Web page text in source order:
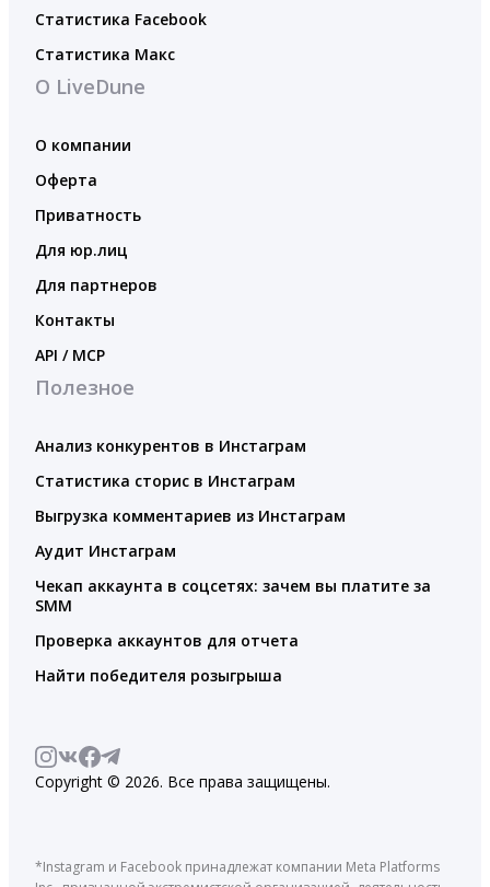
Статистика Facebook
Статистика Макс
О LiveDune
О компании
Оферта
Приватность
Для юр.лиц
Для партнеров
Контакты
API / MCP
Полезное
Анализ конкурентов в Инстаграм
Статистика сторис в Инстаграм
Выгрузка комментариев из Инстаграм
Аудит Инстаграм
Чекап аккаунта в соцсетях: зачем вы платите за
SMM
Проверка аккаунтов для отчета
Найти победителя розыгрыша
Copyright © 2026. Все права защищены.
*Instagram и Facebook принадлежат компании Meta Platforms